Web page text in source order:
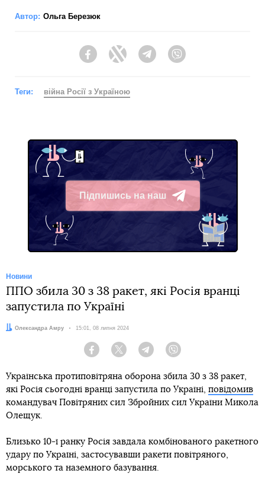
Автор: Ольга Березюк
FacebookTwitter Telegram
Теги: війна Росії з Україною
Підпишись на наш
Telegram
Новини
ППО збила 30 з 38 ракет, які Росія вранці
запустила по Україні
Автор:
Олександра Амру Дата:
15:01, 08 липня 2024
Facebook Twitter Telegram
Українська протиповітряна оборона збила 30 з 38 ракет,
які Росія сьогодні вранці запустила по Україні, повідомив
командувач Повітряних сил Збройних сил України Микола
Олещук.
Близько 10-ї ранку Росія завдала комбінованого ракетного
удару по Україні, застосувавши ракети повітряного,
морського та наземного базування.